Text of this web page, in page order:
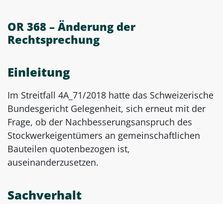
OR 368 – Änderung der
Rechtsprechung
Einleitung
Im Streitfall 4A_71/2018 hatte das Schweizerische
Bundesgericht Gelegenheit, sich erneut mit der
Frage, ob der Nachbesserungsanspruch des
Stockwerkeigentümers an gemeinschaftlichen
Bauteilen quotenbezogen ist,
auseinanderzusetzen.
Sachverhalt